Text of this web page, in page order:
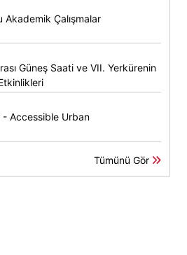
Akademik Çalışmalar
Güneş Saati ve VII. Yerkürenin
- Accessible Urban
Tümünü Gör